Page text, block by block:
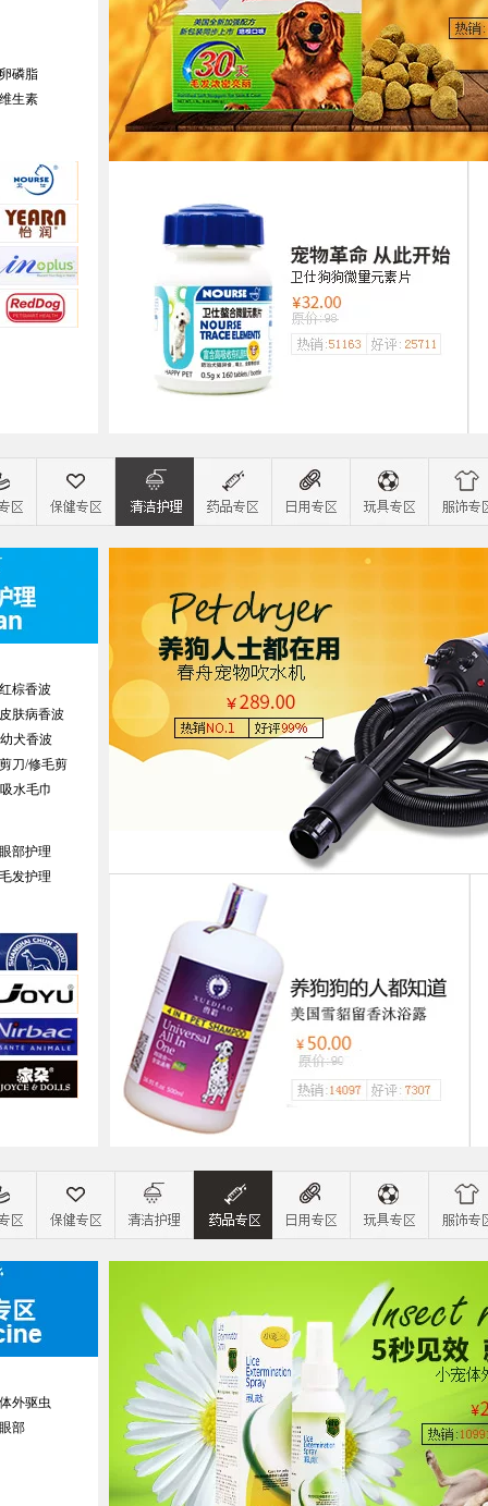
维生素
卵磷脂
红棕香波
皮肤病香波
毛发护理
眼部护理
幼犬香波
吸水毛巾
剪刀/修毛剪
体外驱虫
眼部